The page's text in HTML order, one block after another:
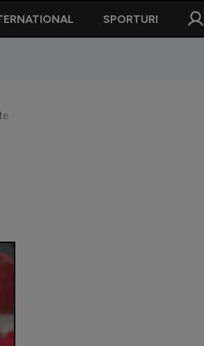
SPORTURI
cauza asta îmi ies execuțiile”